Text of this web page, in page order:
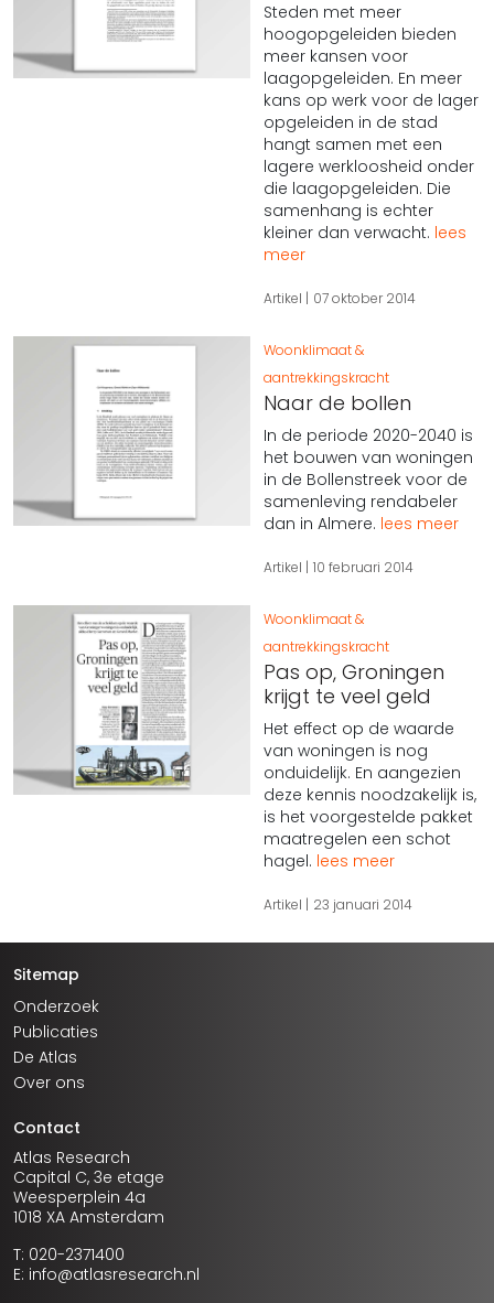
Steden met meer
hoogopgeleiden bieden
meer kansen voor
laagopgeleiden. En meer
kans op werk voor de lager
opgeleiden in de stad
hangt samen met een
lagere werkloosheid onder
die laagopgeleiden. Die
samenhang is echter
kleiner dan verwacht. lees
meer
Artikel 07 oktober 2014
Woonklimaat &
aantrekkingskracht
Naar de bollen
In de periode 2020-2040 is
het bouwen van woningen
in de Bollenstreek voor de
samenleving rendabeler
dan in Almere. lees meer
Artikel 10 februari 2014
Woonklimaat &
aantrekkingskracht
Pas op, Groningen
krijgt te veel geld
Het effect op de waarde
van woningen is nog
onduidelijk. En aangezien
deze kennis noodzakelijk is,
is het voorgestelde pakket
maatregelen een schot
hagel. lees meer
Artikel 23 januari 2014
Sitemap
Onderzoek
Publicaties
De Atlas
Over ons
Contact
Atlas Research
Capital C, 3e etage
Weesperplein 4a
1018 XA Amsterdam
T: 020-2371400
E: info@atlasresearch.nl